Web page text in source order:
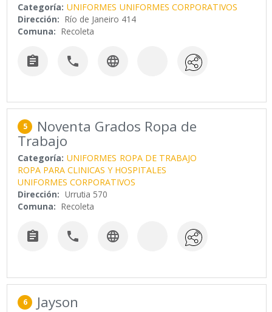
Categoría: UNIFORMES UNIFORMES CORPORATIVOS
Dirección: Río de Janeiro 414
Comuna: Recoleta
  
5 Noventa Grados Ropa de
Trabajo
Categoría: UNIFORMES ROPA DE TRABAJO
ROPA PARA CLINICAS Y HOSPITALES
UNIFORMES CORPORATIVOS
Dirección: Urrutia 570
Comuna: Recoleta
  
6 Jayson